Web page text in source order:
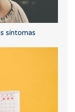
síntomas